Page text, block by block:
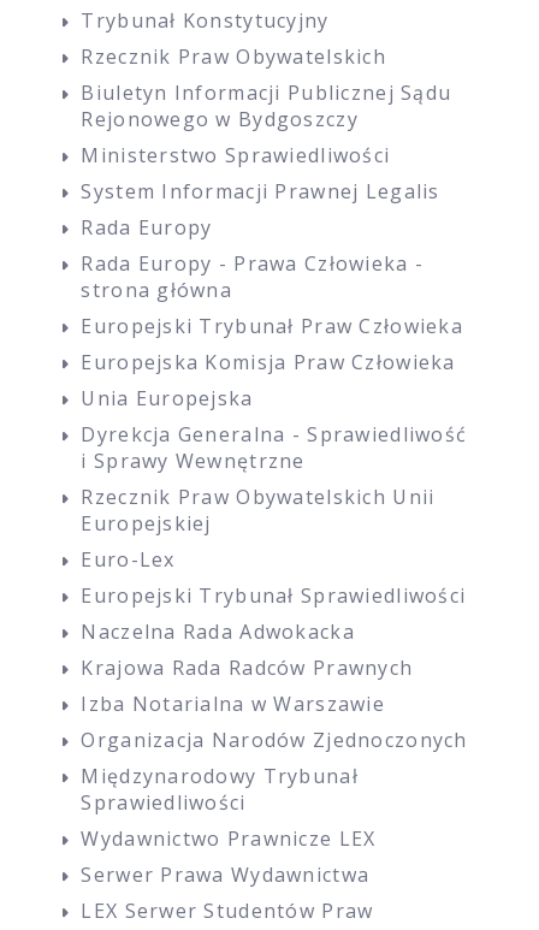
Trybunał Konstytucyjny
Rzecznik Praw Obywatelskich
Biuletyn Informacji Publicznej Sądu
Rejonowego w Bydgoszczy
Ministerstwo Sprawiedliwości
System Informacji Prawnej Legalis
Rada Europy
Rada Europy - Prawa Człowieka -
strona główna
Europejski Trybunał Praw Człowieka
Europejska Komisja Praw Człowieka
Unia Europejska
Dyrekcja Generalna - Sprawiedliwość
i Sprawy Wewnętrzne
Rzecznik Praw Obywatelskich Unii
Europejskiej
Euro-Lex
Europejski Trybunał Sprawiedliwości
Naczelna Rada Adwokacka
Krajowa Rada Radców Prawnych
Izba Notarialna w Warszawie
Organizacja Narodów Zjednoczonych
Międzynarodowy Trybunał
Sprawiedliwości
Wydawnictwo Prawnicze LEX
Serwer Prawa Wydawnictwa
LEX Serwer Studentów Praw